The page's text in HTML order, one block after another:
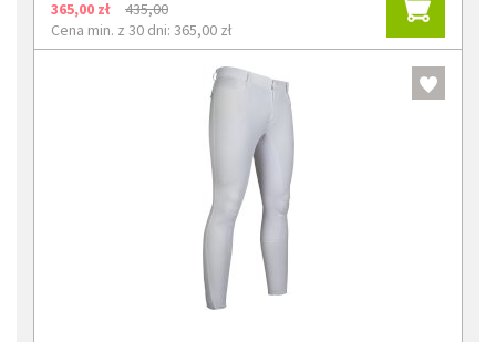
365,00 zł
435,00
Cena min. z 30 dni: 365,00 zł